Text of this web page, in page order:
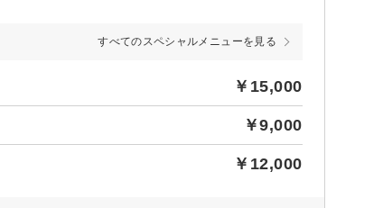
すべてのスペシャルメニューを見る
￥15,000
￥9,000
￥12,000